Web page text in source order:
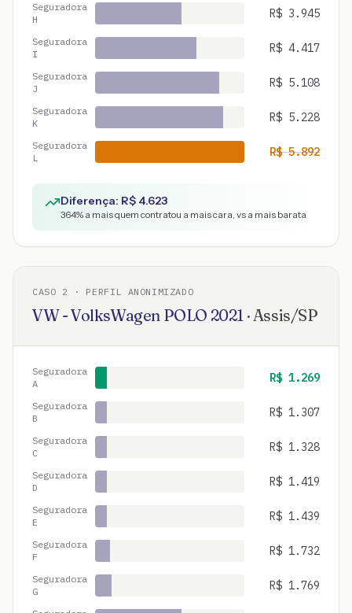
Seguradora
H
R$ 3.945
Seguradora
I
R$ 4.417
Seguradora
J
R$ 5.108
Seguradora
K
R$ 5.228
Seguradora
L
R$5.892
Diferença: R$ 4.623
364% a mais quem contratou a mais cara, vs a mais barata
CASO 2 · PERFIL ANONIMIZADO
VW - VolksWagen POLO 2021 ·Assis/SP
Seguradora
A
R$ 1.269
Seguradora
B
R$ 1.307
Seguradora
C
R$ 1.328
Seguradora
D
R$ 1.419
Seguradora
E
R$ 1.439
Seguradora
F
R$ 1.732
Seguradora
G
R$ 1.769